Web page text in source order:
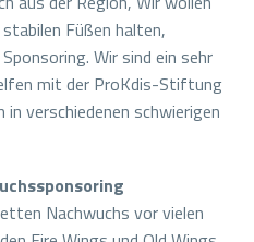
Füßen halten,
Wir sind ein sehr
mit der ProKdis-Stiftung
verschiedenen schwierigen
Nachwuchs vor vielen